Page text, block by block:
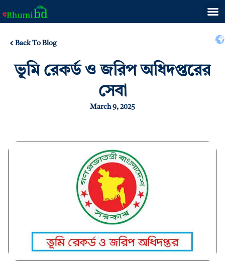
Back To Blog
ভূমি রেকর্ড ও জরিপ অধিদপ্তরের
সেবা
March 9, 2025